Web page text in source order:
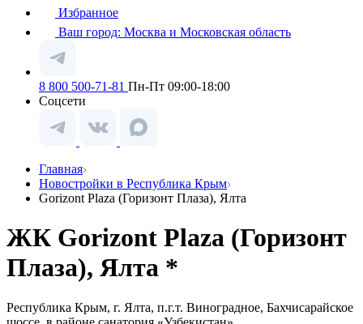
Избранное
Ваш город: Москва и Московская область
8 800 500-71-81 Пн-Пт 09:00-18:00
Соцсети
Главная
Новостройки в Республика Крым
Gorizont Plaza (Горизонт Плаза), Ялта
ЖК Gorizont Plaza (Горизонт
Плаза), Ялта *
Республика Крым, г. Ялта, п.г.т. Виноградное, Бахчисарайское